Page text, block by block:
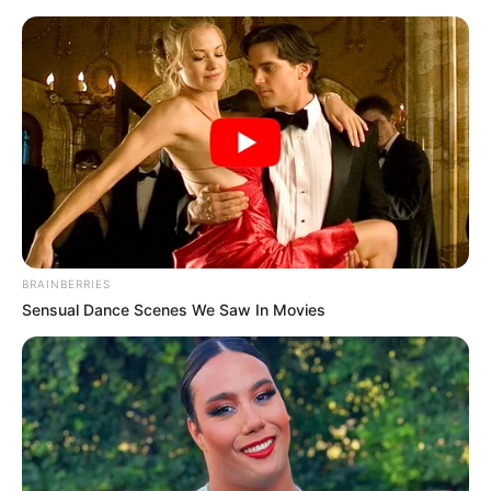
To najlepszy serial ostatnich lat!
Teraz pierwsze odcinki obejrzycie za
darmo!
Mateusz Zaczyk 7 grudnia 2024 Aktualności
BRAINBERRIES
Sensual Dance Scenes We Saw In Movies